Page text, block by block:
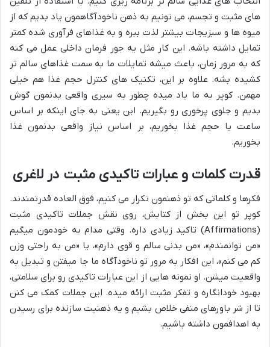
های مثبت و تجسم، می تونیم به ذهن ناخودآگاهمون یاد بدیم که از
میوه ها و سبزیجات بیشتر لذت ببره و به غذاهای فرآوری شده کمتر
تمایل داشته باشه. این کار مثل یه جور فرمان داخلی عمل می کنه
که به مرور زمان، باعث میشه تمایلات ما به سمت غذاهای سالم تر
کشیده بشه. علاوه بر این، تکنیک های کنترل حجم غذا هم خیلی
مهمن. کوپر به ما یاد میده چطور به سیری واقعی بدنمون گوش
بدیم و جلوی پرخوری رو بگیریم. این یعنی به جای اینکه بر اساس
ساعت یا حجم غذا بخوریم، بر اساس نیاز واقعی بدنمون غذا
بخوریم.
قدرت کلمات و عبارات تاکیدی مثبت در لاغری
فکرها و کلماتی که تو ذهنمون تکرار می کنیم، فوق العاده قدرتمندند.
کوپر تو این بخش از کتابش، روی نقش جملات تاکیدی مثبت
(Affirmations) تاکید زیادی داره. وقتی مدام به خودمون میگیم
«من توانمندم»، «من بدنی سالم و قوی دارم»، یا «من به راحتی وزن
کم می کنم»، این افکار به مرور تو ناخودآگاه ما جا میفتن و تبدیل به
واقعیت میشن. او نمونه هایی از این عبارات تاکیدی رو برای سلامتی،
بهبود خودانگاره و تفکر مثبت ارائه میده. این جملات کمک می کنن
تا از شر باورهای منفی خلاص بشیم و یه ذهنیت سازنده برای رسیدن
به اهدافمون داشته باشیم.